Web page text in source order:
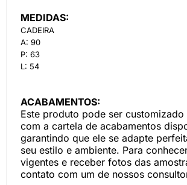
MEDIDAS:
CADEIRA
A: 90
P: 63
L: 54
ACABAMENTOS:
Este produto pode ser
com a cartela de acabamentos
garantindo que ele se adapte
seu estilo e ambiente. Para
vigentes e receber fotos das
contato com um de nossos